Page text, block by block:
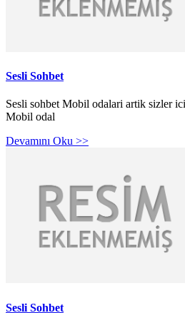
Sesli Sohbet
Sesli sohbet Mobil odalari artik sizler
Mobil odal
Devamını Oku >>
Sesli Sohbet